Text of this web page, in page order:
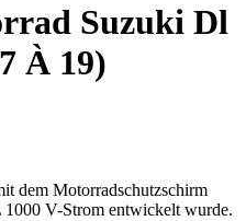
Suzuki Dl
À 19)
dem Motorradschutzschirm
V-Strom entwickelt wurde.